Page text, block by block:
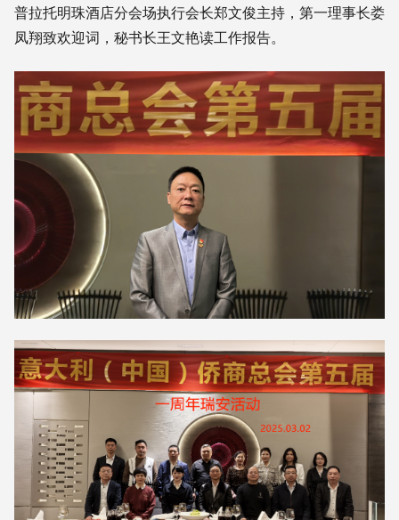
普拉托明珠酒店分会场执行会长郑文俊主持，第一理事长娄
凤翔致欢迎词，秘书长王文艳读工作报告。